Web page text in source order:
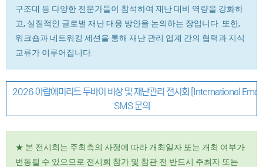
구조대 등 다양한 전문가들이 참석하여 재난 대비 역량을 강화하
고, 실질적인 글로벌 재난 대응 방안을 논의하는 장입니다. 또한,
워크숍과 네트워킹 세션을 통해 재난 관리 업계 간의 협력과 지식
교류가 이루어집니다.
2026 아랍에미리트 두바이 비상 및 재난관리 전시회 [International
SMS 문의
★ 본 전시회는 주최측의 사정에 따라 개최일자 또는 개최 여부가
변동될 수 있으므로 전시회 참가 및 참관 전 반드시 주최자 또는